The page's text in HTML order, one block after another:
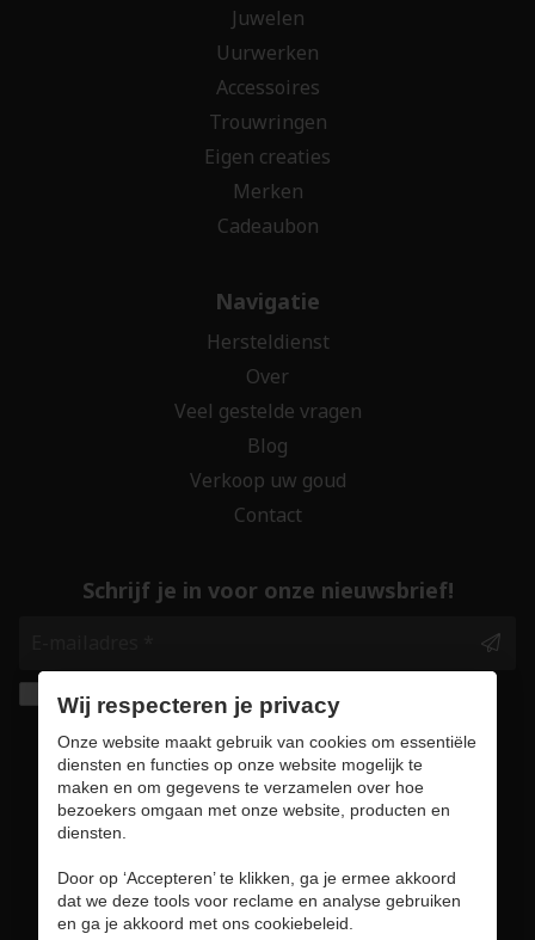
Juwelen
Uurwerken
Accessoires
Trouwringen
Eigen creaties
Merken
Cadeaubon
Navigatie
Hersteldienst
Over
Veel gestelde vragen
Blog
Verkoop uw goud
Contact
Schrijf je in voor onze nieuwsbrief!
Ik geef de toestemming om mijn gegevens te
bewaren en verwerken zoals aangegeven in
onzeprivacy statement. *
Wij respecteren je privacy
Onze website maakt gebruik van cookies om essentiële
diensten en functies op onze website mogelijk te
maken en om gegevens te verzamelen over hoe
bezoekers omgaan met onze website, producten en
diensten.
Door op ‘Accepteren’ te klikken, ga je ermee akkoord
dat we deze tools voor reclame en analyse gebruiken
en ga je akkoord met ons cookiebeleid.